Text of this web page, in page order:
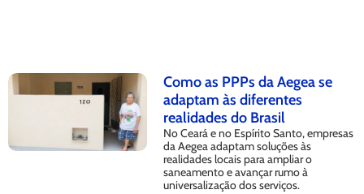
Como as PPPs da Aegea se
adaptam às diferentes
realidades do Brasil
No Ceará e no Espírito Santo, empresas
da Aegea adaptam soluções às
realidades locais para ampliar o
saneamento e avançar rumo à
universalização dos serviços.